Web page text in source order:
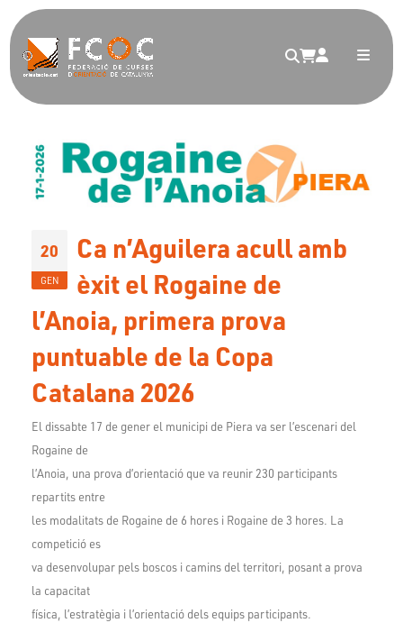
20
GEN
Ca n’Aguilera acull amb
èxit el Rogaine de
l’Anoia, primera prova
puntuable de la Copa
Catalana 2026
El dissabte 17 de gener el municipi de Piera va ser l’escenari del
Rogaine de
l’Anoia, una prova d’orientació que va reunir 230 participants
repartits entre
les modalitats de Rogaine de 6 hores i Rogaine de 3 hores. La
competició es
va desenvolupar pels boscos i camins del territori, posant a prova
la capacitat
física, l’estratègia i l’orientació dels equips participants.